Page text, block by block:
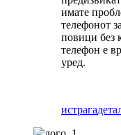
имате
телефонот
повици без
телефон е
уред.
истрага